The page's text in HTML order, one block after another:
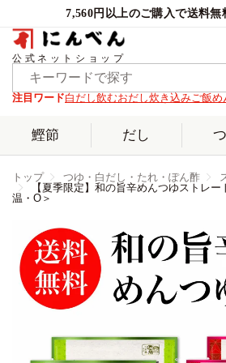
7,560円以上のご購入で送料無
公式ネットショップ
注目ワード白だし飲むおだし炊き込みご飯め
鰹節 だし
トップ つゆ・白だし・たれ・ぽん酢
【夏季限定】和の旨辛めんつゆストレ
温・O＞